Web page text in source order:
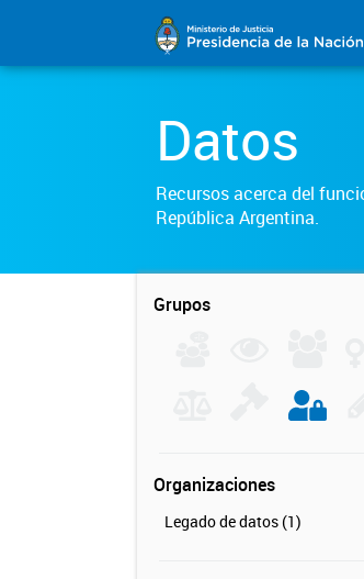
Datos
Recursos acerca del
República Argentina.
Grupos
Organizaciones
Legado de datos (1)